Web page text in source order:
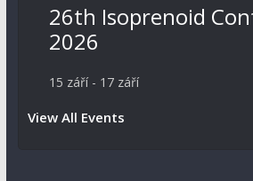
26th Isoprenoid
2026
15 září- 17 září
View All Events